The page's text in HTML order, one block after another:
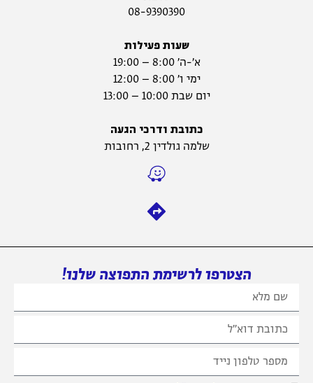
08-9390390
שעות פעילות
יום שבת 10:00 – 13:00
כתובת ודרכי הגעה
שלמה גולדין 2, רחובות
הצטרפו לרשימת התפוצה שלנו!